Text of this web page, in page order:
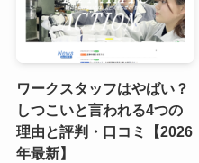
ワークスタッフはやばい？
しつこいと言われる4つの
理由と評判・口コミ【2026
年最新】